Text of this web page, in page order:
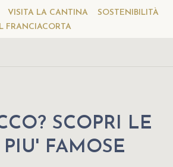
VISITA LA CANTINA
SOSTENIBILITÀ
FRANCIACORTA
SCOPRI LE
FAMOSE